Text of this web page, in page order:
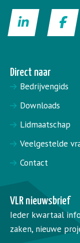
Direct naar
Bedrijvengids
Downloads
Lidmaatschap
Veelgestelde
Contact
VLR nieuwsbrief
Ieder kwartaal
zaken, nieuwe